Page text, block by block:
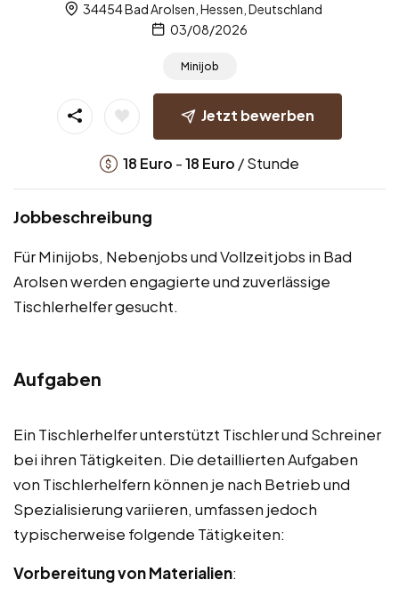
34454 Bad Arolsen, Hessen, Deutschland
03/08/2026
Minijob
Jetzt bewerben
18 Euro -18 Euro / Stunde
Jobbeschreibung
Für Minijobs, Nebenjobs und Vollzeitjobs in Bad
Arolsen werden engagierte und zuverlässige
Tischlerhelfer gesucht.
Aufgaben
Ein Tischlerhelfer unterstützt Tischler und Schreiner
bei ihren Tätigkeiten. Die detaillierten Aufgaben
von Tischlerhelfern können je nach Betrieb und
Spezialisierung variieren, umfassen jedoch
typischerweise folgende Tätigkeiten:
Vorbereitung von Materialien: